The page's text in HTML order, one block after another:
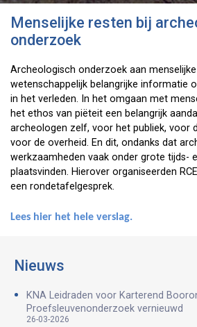
Menselijke resten bij
onderzoek
Archeologisch onderzoek aan
wetenschappelijk belangrijke informatie
in het verleden. In het omgaan met
het ethos van piëteit een belangrijk
archeologen zelf, voor het publiek, voor
voor de overheid. En dit, ondanks dat
werkzaamheden vaak onder grote tijds-
plaatsvinden. Hierover organiseerden
een rondetafelgesprek.
Lees hier het hele verslag.
Nieuws
KNA Leidraden voor Karterend
Proefsleuvenonderzoek vernieuwd
26-03-2026